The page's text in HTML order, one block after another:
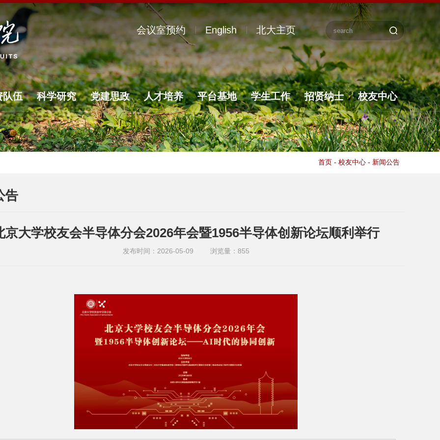
会议室预约 English 北大主页
队伍 科学研究 党建思政 人才培养 平台基地 学生工作 招贤纳士 校友中心
首页 - 校友中心 - 新闻公告
告
京大学校友会半导体分会2026年会暨1956半导体创新论坛顺利举行
发布时间：2026-05-09 浏览量： 855